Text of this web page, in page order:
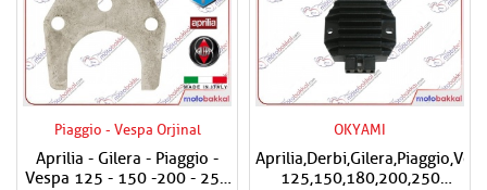
Piaggio - Vespa Orjinal
Aprilia - Gilera - Piaggio -
Vespa 125 - 150 -200 - 250
OKYAMI
125,150,180,200,250